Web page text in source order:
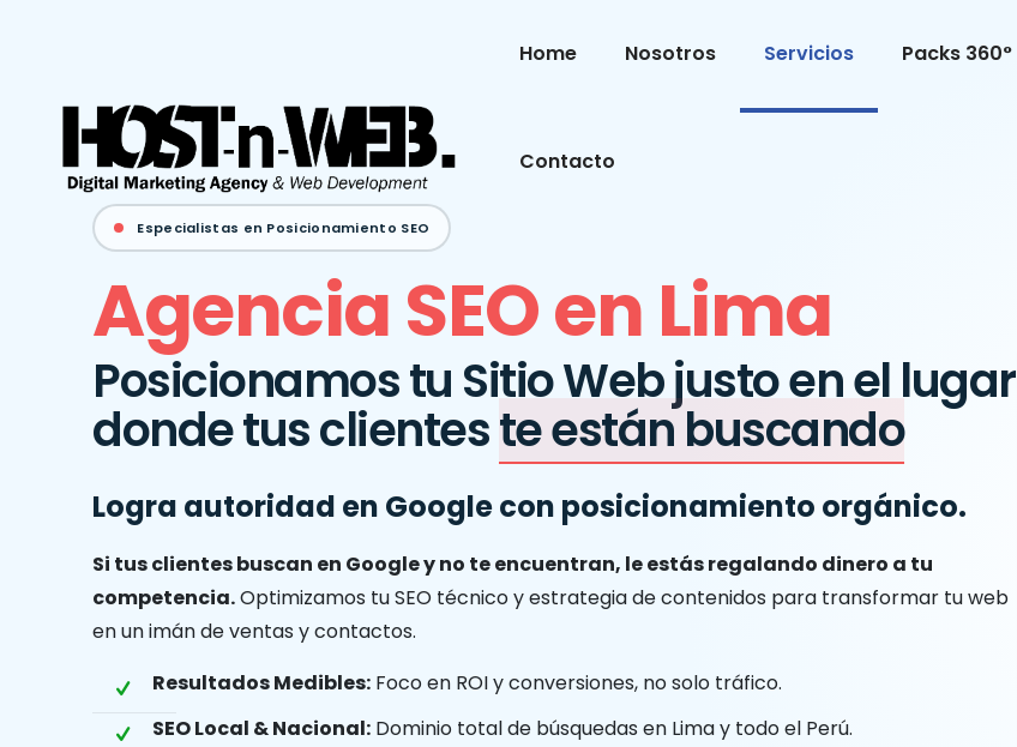
Home Nosotros Servicios Packs 360°
Contacto
Especialistas en Posicionamiento SEO
Agencia SEO en Lima
Posicionamos tu Sitio Web justo en el lugar
donde tus clienteste están buscando
Logra autoridad en Google con posicionamiento orgánico.
Si tus clientes buscan en Google y no te encuentran, le estás regalando dinero a tu
competencia.Optimizamos tu SEO técnico y estrategia de contenidos para transformar tu web
en un imán de ventas y contactos.
Resultados Medibles: Foco en ROI y conversiones, no solo tráfico.
SEO Local & Nacional: Dominio total de búsquedas en Lima y todo el Perú.